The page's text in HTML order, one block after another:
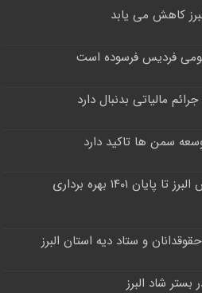
کاهش می یابد
مالیاتی بدنبال دارد
سمن ها تاکید دارد
۴۹ طرح ورزشی آموزش و پرورش البرز تا پایان ۱۴۰۱ بهره برداری
شاد البرز